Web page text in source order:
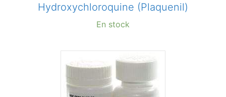
Hydroxychloroquine (Plaquenil)
En stock